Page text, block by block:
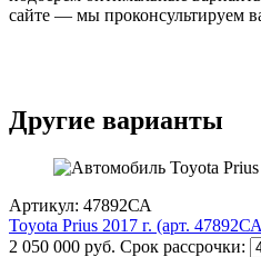
сайте — мы проконсультируем
Другие варианты
Артикул: 47892СА
Toyota Prius 2017 г. (арт.
2 050 000 руб. Срок рассрочки: